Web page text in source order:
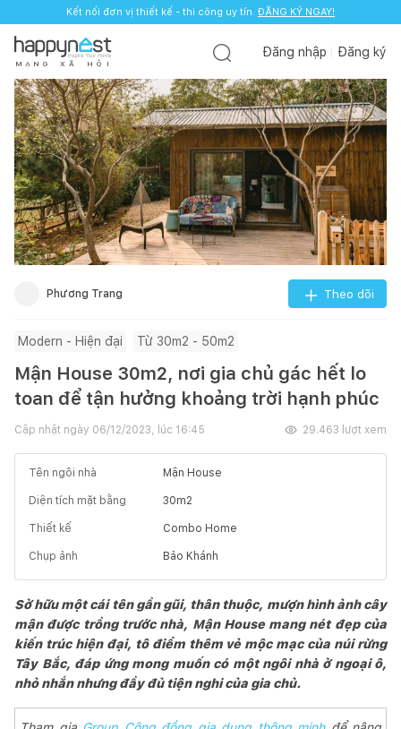
Kết nối đơn vị thiết kế - thi công uy tín. ĐĂNG KÝ NGAY!
M Ạ N G X Ã H Ộ I
Đăng nhập Đăng ký
Phương Trang Theo dõi
Modern - Hiện đại Từ 30m2 - 50m2
Mận House 30m2, nơi gia chủ gác hết lo
toan để tận hưởng khoảng trời hạnh phúc
Cập nhật ngày 06/12/2023, lúc 16:45 29.463 lượt xem
Tên ngôi nhà Mận House
Diện tích mặt bằng 30m2
Thiết kế Combo Home
Chụp ảnh Bảo Khánh
Sở hữu một cái tên gần gũi, thân thuộc, mượn hình ảnh cây
mận được trồng trước nhà, Mận House mang nét đẹp của
kiến trúc hiện đại, tô điểm thêm vẻ mộc mạc của núi rừng
Tây Bắc, đáp ứng mong muốn có một ngôi nhà ở ngoại ô,
nhỏ nhắn nhưng đầy đủ tiện nghi của gia chủ.